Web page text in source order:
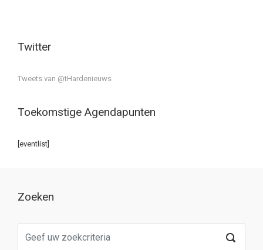
Twitter
Tweets van @tHardenieuws
Toekomstige Agendapunten
[eventlist]
Zoeken